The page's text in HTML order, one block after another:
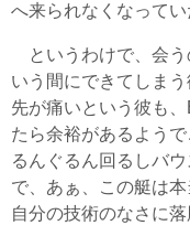
へ来られなくなってい
というわけで、会う
いう間にできてしま
先が痛いという彼も
たら余裕があるよう
るんぐるん回るしバ
で、あぁ、この艇は
自分の技術のなさに落